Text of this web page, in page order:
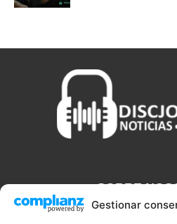
Gestionar
SOBRE